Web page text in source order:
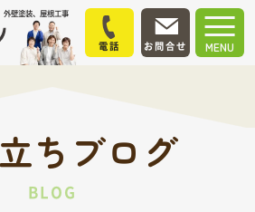
外壁塗装、屋根工事
MENU
電話 お問合せ
ちブログ
BLOG